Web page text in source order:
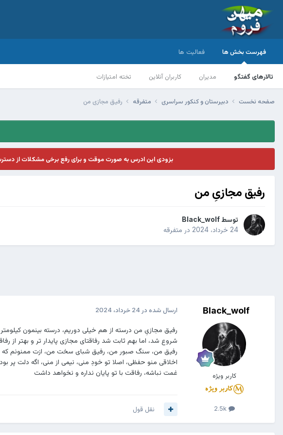
فهرست بخش ها
تالارهای گفتگو مدیران کاربران آنلاین تخته امتیازات
فعالیت ها
صفحه نخست دبیرستان و کنکور سراسری متفرقه رفیق مجازیِ من
بزودی این ادرس به صورت موقت و برای رفع برخی مشکلات از
رفیق مجازیِ من
توسط Black_wolf
24 خرداد، 2024
در متفرقه
Black_wolf
کاربر ویژه
2.5k
ارسال شده در 24 خرداد، 2024
رفیق مجازیِ من درسته از هم خیلی دوریم، درسته بینمون
شروع شد، اما بهم ثابت شد رفاقتای مجازی پایدار تر و بهتر از
رفیق من، سنگ صبور من، رفیق شبای سخت من، ازت ممنونم
اخلاقی منو حفظی، اصلا تو خودِ منی، نیمی از منی، اگه دلت پر
غمت نباشه، رفاقت با تو پایان نداره و نخواهد داشت
نقل قول